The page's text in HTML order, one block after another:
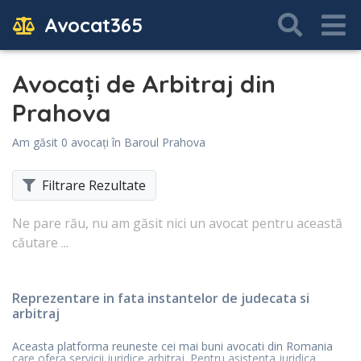
Avocat365
Avocați de Arbitraj din
Prahova
Am găsit 0 avocați în Baroul Prahova
Ne pare rău, nu am găsit nici un avocat pentru această
căutare ...
Filtrare Rezultate
Reprezentare in fata instantelor de judecata si
arbitraj
Aceasta platforma reuneste cei mai buni avocati din Romania